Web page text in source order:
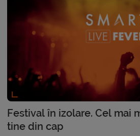
Festival în izolare. Cel mai
tine din cap